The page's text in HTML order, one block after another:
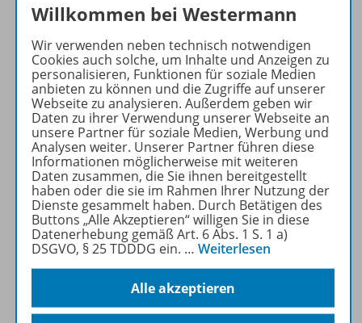
Produktinformationen
Beschreibung
Zugehörige Produkte
Inhaltsverzeichnis
Werbematerial
Willkommen bei Westermann
Wir verwenden neben technisch notwendigen
Cookies auch solche, um Inhalte und Anzeigen zu
personalisieren, Funktionen für soziale Medien
anbieten zu können und die Zugriffe auf unserer
Webseite zu analysieren. Außerdem geben wir
Daten zu ihrer Verwendung unserer Webseite an
unsere Partner für soziale Medien, Werbung und
Analysen weiter. Unserer Partner führen diese
Informationen möglicherweise mit weiteren
Daten zusammen, die Sie ihnen bereitgestellt
haben oder die sie im Rahmen Ihrer Nutzung der
Dienste gesammelt haben. Durch Betätigen des
Buttons „Alle Akzeptieren“ willigen Sie in diese
Datenerhebung gemäß Art. 6 Abs. 1 S. 1 a)
DSGVO, § 25 TDDDG ein. … Weiterlesen
Alle akzeptieren